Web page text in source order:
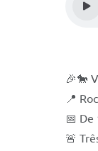
🎉🐎
📍
📅 De
🚨